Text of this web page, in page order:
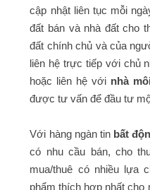
cập nhật liên tục mỗi
đất bán và nhà đất cho
đất chính chủ và của
liên hệ trực tiếp với chủ
hoặc liên hệ với nhà
được tư vấn để đầu tư
Với hàng ngàn tin bất
có nhu cầu bán, cho
mua/thuê có nhiều lựa
phẩm thích hợp nhất